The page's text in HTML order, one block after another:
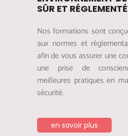
SÛR ET
Nos formations sont
aux normes et
afin de vous assurer une
une prise de
meilleures pratiques en
sécurité.
en savoir plus